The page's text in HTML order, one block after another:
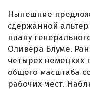
Нынешние
сдержанной
плану
Оливера Блуме.
четырех немецких
общего масштаба
рабочих мест.